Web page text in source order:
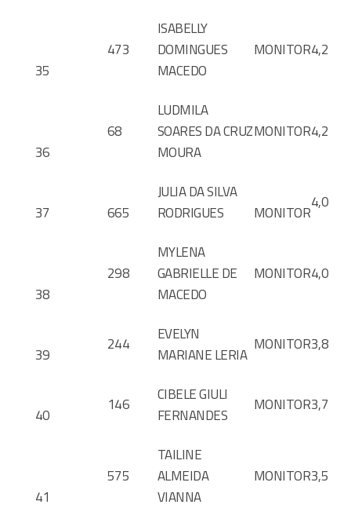
35
473
ISABELLY
DOMINGUES
MACEDO
MONITOR4,2
36
68
LUDMILA
SOARES DA CRUZ
MOURA
MONITOR4,2
37 665
JULIA DA SILVA
RODRIGUES
MONITOR
4,0
38
298
MYLENA
GABRIELLE DE
MACEDO
MONITOR4,0
39
244
EVELYN
MARIANE LERIA
MONITOR3,8
40
146
CIBELE GIULI
FERNANDES
MONITOR3,7
41
575
TAILINE
ALMEIDA
VIANNA
MONITOR3,5